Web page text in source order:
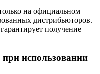
на официальном
дистрибьюторов.
получение
использовании